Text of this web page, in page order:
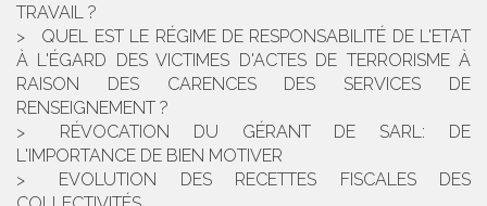
TRAVAIL ?
QUEL EST LE RÉGIME DE RESPONSABILITÉ DE L'ETAT
À L'ÉGARD DES VICTIMES D'ACTES DE TERRORISME À
RAISON DES CARENCES DES SERVICES DE
RENSEIGNEMENT ?
RÉVOCATION DU GÉRANT DE SARL: DE
L'IMPORTANCE DE BIEN MOTIVER
EVOLUTION DES RECETTES FISCALES DES